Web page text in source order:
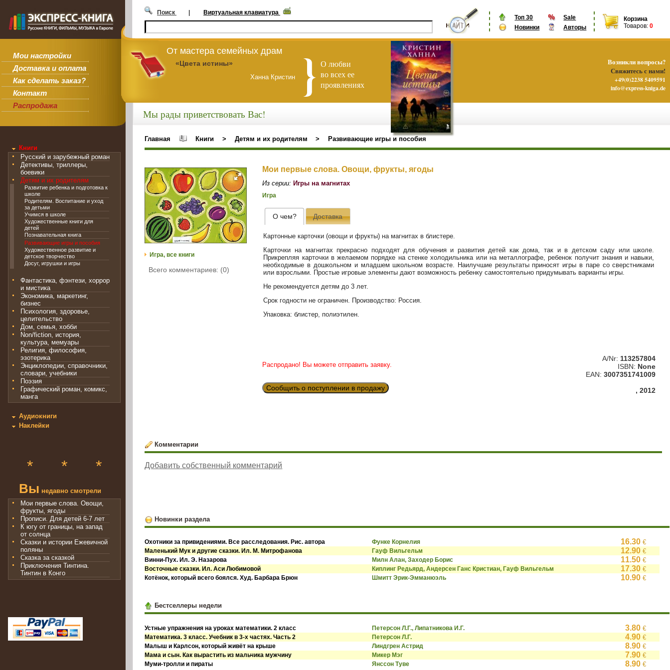
Мои настройки
Доставка и оплата
Как сделать заказ?
Контакт
Распродажа
Топ 30
Sale
Новинки
Авторы
Корзина
Товаров: 0
Поиск | Виртуальная клавиатура
От мастера семейных драм
«Цвета истины»
Ханна Кристин
О любви
во всех ее
проявлениях
Книги
Русский и зарубежный роман
Детективы, триллеры,
боевики
Детям и их родителям
Развитие ребенка и подготовка к
школе
Родителям. Воспитание и уход
за детьми
Учимся в школе
Художественные книги для
детей
Познавательная книга
Развивающие игры и пособия
Художественное развитие и
детское творчество
Досуг, игрушки и игры
Фантастика, фэнтези, хоррор
и мистика
Экономика, маркетинг,
бизнес
Психология, здоровье,
целительство
Дом, семья, хобби
Non/fiction, история,
культура, мемуары
Религия, философия,
эзотерика
Энциклопедии, справочники,
словари, учебники
Поэзия
Графический роман, комикс,
манга
Аудиокниги
Наклейки
* * *
Вы недавно смотрели
Мои первые слова. Овощи,
фрукты, ягоды
Прописи. Для детей 6-7 лет
К югу от границы, на запад
от солнца
Сказки и истории Ежевичной
поляны
Сказка за сказкой
Приключения Тинтина.
Тинтин в Конго
Мы рады приветствовать Вас!
Главная Книги > Детям и их родителям > Развивающие игры и пособия
Игра, все книги
Всего комментариев: (0)
Мои первые слова. Овощи, фрукты, ягоды
Из серии: Игры на магнитах
Игра
О чем? Доставка
Картонные карточки (овощи и фрукты) на магнитах в блистере.
Карточки на магнитах прекрасно подходят для обучения и развития детей как дома, так и в детском саду или школе.
Прикрепляя карточки в желаемом порядке на стенке холодильника или на металлографе, ребенок получит знания и навыки,
необходимые в дошкольном и младшем школьном возрасте. Наилучшие результаты приносят игры в паре со сверстниками
или взрослыми. Простые игровые элементы дают возможность ребенку самостоятельно придумывать варианты игры.
Не рекомендуется детям до 3 лет.
Срок годности не ограничен. Производство: Россия.
Упаковка: блистер, полиэтилен.
Распродано! Вы можете отправить заявку.
Сообщить о поступлении в продажу
A/Nr: 113257804
ISBN: None
EAN: 3007351741009
, 2012
Комментарии
Добавить собственный комментарий
Новинки раздела
Охотники за привидениями. Все расследования. Рис. автора Функе Корнелия 16.30 €
Маленький Мук и другие сказки. Ил. М. Митрофанова Гауф Вильгельм 12.90 €
Винни-Пух. Ил. Э. Назарова Милн Алан, Заходер Борис 11.50 €
Восточные сказки. Ил. Аси Любимовой Киплинг Редьярд, Андерсен Ганс Кристиан, Гауф Вильгельм 17.30 €
Котёнок, который всего боялся. Худ. Барбара Брюн Шмитт Эрик-Эмманюэль 10.90 €
Бестселлеры недели
Устные упражнения на уроках математики. 2 класс Петерсон Л.Г., Липатникова И.Г. 3.80 €
Математика. 3 класс. Учебник в 3-х частях. Часть 2 Петерсон Л.Г. 4.90 €
Малыш и Карлсон, который живёт на крыше Линдгрен Астрид 8.90 €
Мама и сын. Как вырастить из мальчика мужчину Микер Мэг 7.90 €
Муми-тролли и пираты Янссон Туве 8.90 €
Возникли вопросы?
Свяжитесь с нами!
+49(0)2238 5409591
info@express-kniga.de